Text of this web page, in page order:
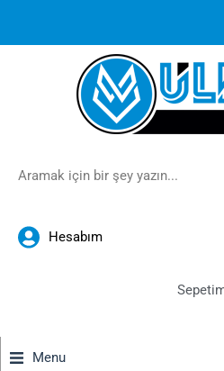
1000 TL ve üzeri
İndirimanında
Hesabım
Menu